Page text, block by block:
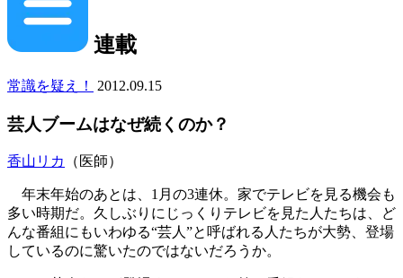
連載
常識を疑え！ 2012.09.15
芸人ブームはなぜ続くのか？
香山リカ （医師）
年末年始のあとは、1月の3連休。家でテレビを見る機会も
多い時期だ。久しぶりにじっくりテレビを見た人たちは、ど
んな番組にもいわゆる“芸人”と呼ばれる人たちが大勢、登場
しているのに驚いたのではないだろうか。